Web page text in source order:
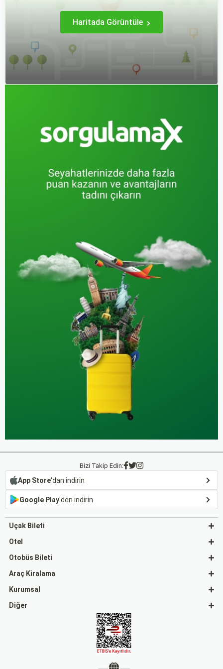
deneyimler sunmaktadır.
Haritada Görüntüle
Bizi Takip Edin:
App Store'dan indirin
Google Play'den indirin
Uçak Bileti
Otel
Otobüs Bileti
Araç Kiralama
Kurumsal
Diğer